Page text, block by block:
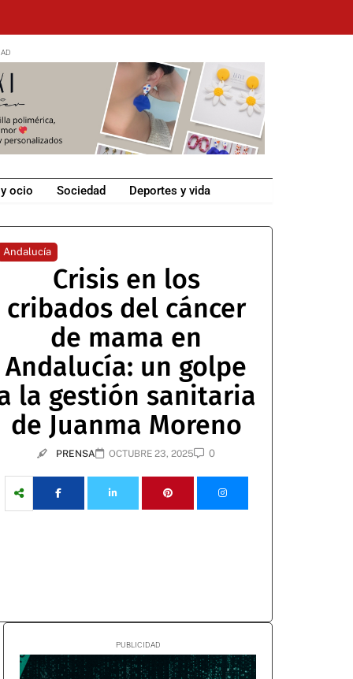
ocio Sociedad Deportes y vida
Andalucía
Crisis en los
cribados del cáncer
de mama en
Andalucía: un golpe
la gestión sanitaria
de Juanma Moreno
PRENSA OCTUBRE 23, 2025 0